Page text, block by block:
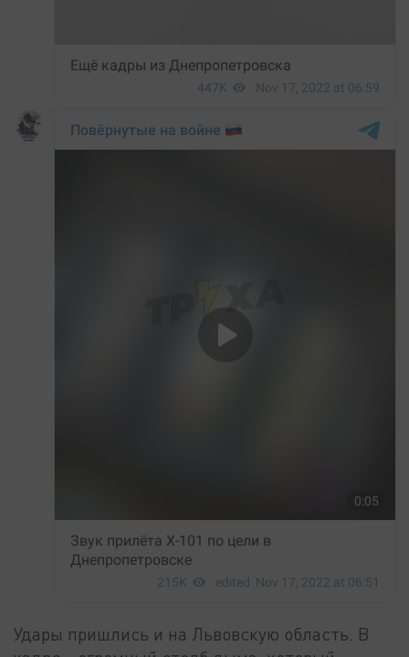
Удары пришлись и на Львовскую область. В